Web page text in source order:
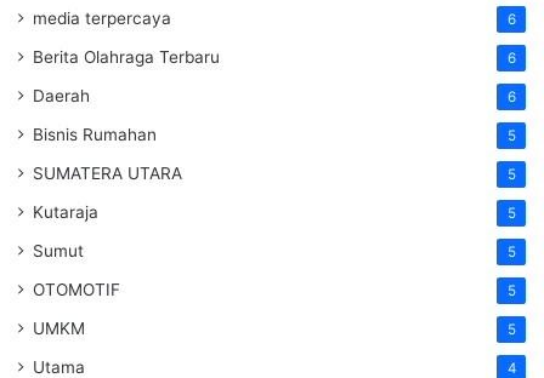
media terpercaya 6
Berita Olahraga Terbaru 6
Daerah 6
Bisnis Rumahan 5
SUMATERA UTARA 5
Kutaraja 5
Sumut 5
OTOMOTIF 5
UMKM 5
Utama 4